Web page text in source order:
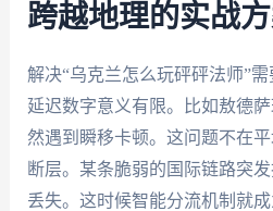
跨越地理的实战
解决“乌克兰怎么玩砰砰法师”
延迟数字意义有限。比如敖德
然遇到瞬移卡顿。这问题不在
断层。某条脆弱的国际链路突
丢失。这时候智能分流机制就